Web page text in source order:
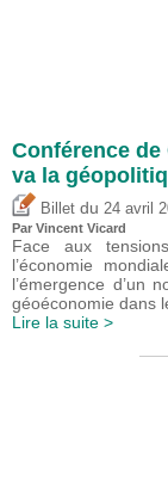
Conférence
va la
Billet du 24 avril
Par Vincent Vicard
Face aux
l’économie
l’émergence d’un
géoéconomie dans
Lire la suite >